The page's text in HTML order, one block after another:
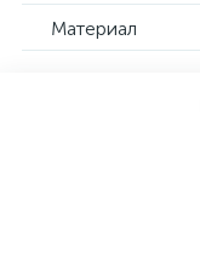
Материал